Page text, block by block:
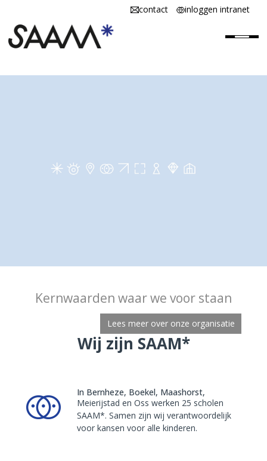
contact inloggen intranet
SAAM* scholen
Kernwaarden waar we voor staan
Lees meer over onze organisatie
SAAM* als organisatie in één
animatie
Bekijk de video
Wij zijn SAAM*
In Bernheze, Boekel, Maashorst,
Meierijstad en Oss werken 25 scholen
SAAM*. Samen zijn wij verantwoordelijk
voor kansen voor alle kinderen.